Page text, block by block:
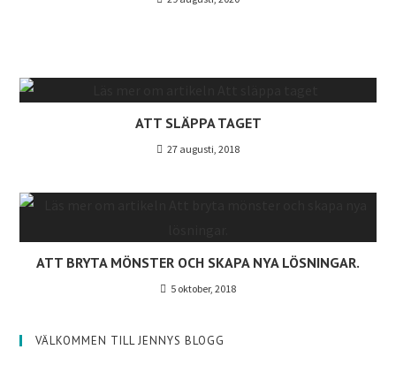
ATT SLÄPPA TAGET
27 augusti, 2018
ATT BRYTA MÖNSTER OCH SKAPA NYA LÖSNINGAR.
5 oktober, 2018
VÄLKOMMEN TILL JENNYS BLOGG